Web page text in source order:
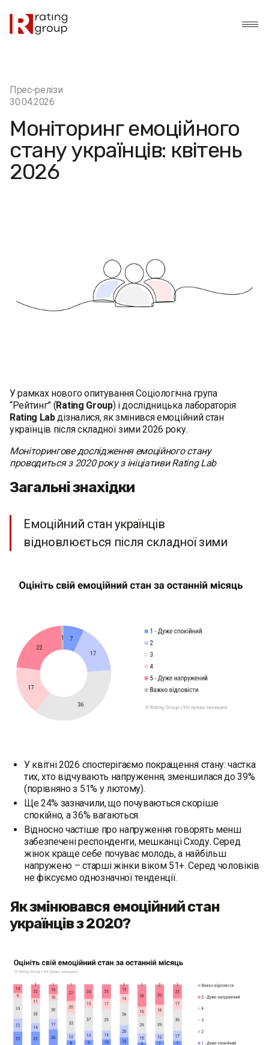
Прес-релізи
30.04.2026
Моніторинг емоційного
стану українців: квітень
2026
У рамках нового опитування Соціологічна група
“Рейтинг” (Rating Group) і дослідницька лабораторія
Rating Labдізналися, як змінився емоційний стан
українців після складної зими 2026 року.
Моніторингове дослідження емоційного стану
проводиться з 2020 року з ініціативи Rating Lab
Загальні знахідки
Емоційний стан українців
відновлюється після складної зими
У квітні 2026 спостерігаємо покращення стану: частка
тих, хто відчувають напруження, зменшилася до 39%
(порівняно з 51% у лютому).
Ще 24% зазначили, що почуваються скоріше
спокійно, а 36% вагаються.
Відносно частіше про напруження говорять менш
забезпечені респонденти, мешканці Сходу. Серед
жінок краще себе почуває молодь, а найбільш
напружено – старші жінки віком 51+. Серед чоловіків
не фіксуємо однозначної тенденції.
Як змінювався емоційний стан
українців з 2020?